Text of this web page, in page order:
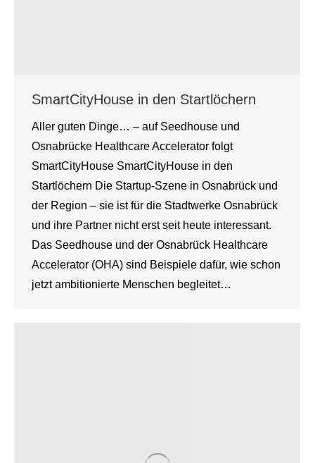
SmartCityHouse in den Startlöchern
Aller guten Dinge… – auf Seedhouse und
Osnabrücke Healthcare Accelerator folgt
SmartCityHouse SmartCityHouse in den
Startlöchern Die Startup-Szene in Osnabrück und
der Region – sie ist für die Stadtwerke Osnabrück
und ihre Partner nicht erst seit heute interessant.
Das Seedhouse und der Osnabrück Healthcare
Accelerator (OHA) sind Beispiele dafür, wie schon
jetzt ambitionierte Menschen begleitet…